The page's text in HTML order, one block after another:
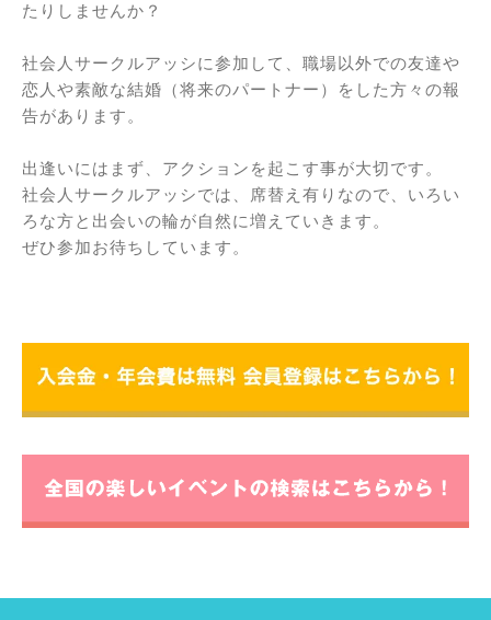
たりしませんか？
社会人サークルアッシに参加して、職場以外での友達や
恋人や素敵な結婚（将来のパートナー）をした方々の報
告があります。
出逢いにはまず、アクションを起こす事が大切です。
社会人サークルアッシでは、席替え有りなので、いろい
ろな方と出会いの輪が自然に増えていきます。
ぜひ参加お待ちしています。